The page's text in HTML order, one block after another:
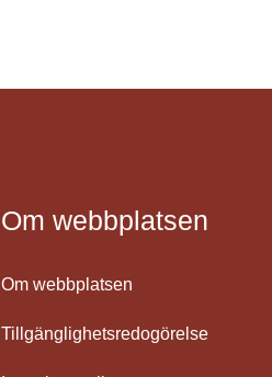
Om webbplatsen
Om webbplatsen
Tillgänglighetsredogörelse